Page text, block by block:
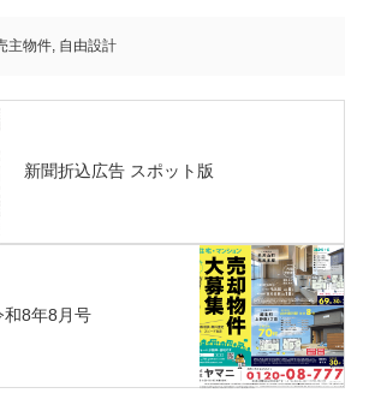
主物件, 自由設計
新聞折込広告 スポット版
和8年8月号